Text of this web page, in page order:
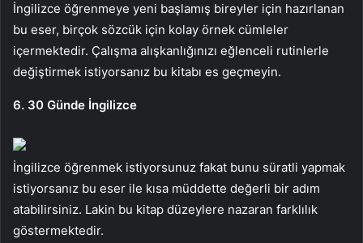
İngilizce öğrenmeye yeni başlamış bireyler için hazırlanan
bu eser, birçok sözcük için kolay örnek cümleler
içermektedir. Çalışma alışkanlığınızı eğlenceli rutinlerle
değiştirmek istiyorsanız bu kitabı es geçmeyin.
6. 30 Günde İngilizce
İngilizce öğrenmek istiyorsunuz fakat bunu süratli yapmak
istiyorsanız bu eser ile kısa müddette değerli bir adım
atabilirsiniz. Lakin bu kitap düzeylere nazaran farklılık
göstermektedir.